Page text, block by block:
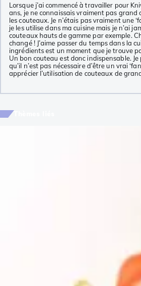
Lorsque j’ai commencé à travailler pour
ans, je ne connaissais vraiment pas grand
les couteaux. Je n’étais pas vraiment une
je les utilise dans ma cuisine mais je n’ai
couteaux hauts de gamme par exemple.
changé ! J’aime passer du temps dans la
ingrédients est un moment que je trouve
Un bon couteau est donc indispensable.
qu’il n’est pas nécessaire d’être un vrai
apprécier l’utilisation de couteaux de